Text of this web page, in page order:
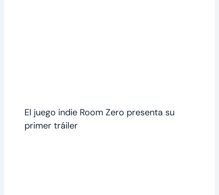
El juego indie Room Zero presenta su
primer tráiler